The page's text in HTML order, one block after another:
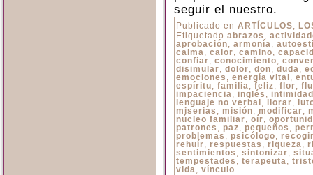
seguir el nuestro.
Publicado en ARTÍCULOS,
Etiquetado abrazos ,
aprobación, armonía,
calma, calor, camino,
confiar, conocimiento,
disimular, dolor, don, duda,
emociones , energía vital ,
espíritu, familia, feliz, flor,
impaciencia, inglés , intimidad
lenguaje no verbal , llorar,
miserias , misión, modificar,
núcleo familiar, oír,
patrones , paz, pequeños ,
problemas , psicólogo,
rehuír, respuestas , riqueza,
sentimientos , sintonizar,
tempestades , terapeuta,
vida, vínculo